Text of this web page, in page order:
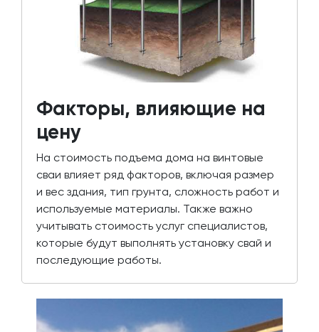
Факторы, влияющие на
цену
На стоимость подъема дома на винтовые
сваи влияет ряд факторов, включая размер
и вес здания, тип грунта, сложность работ и
используемые материалы. Также важно
учитывать стоимость услуг специалистов,
которые будут выполнять установку свай и
последующие работы.